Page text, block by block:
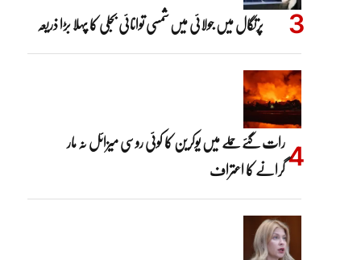
پرتگال میں جولائی میں شمسی توانائی بجلی کا پہلا بڑا ذریعہ
رات گئے حملے میں یوکرین کا کوئی روسی میزائل نہ مار
گرانے کا اعتراف